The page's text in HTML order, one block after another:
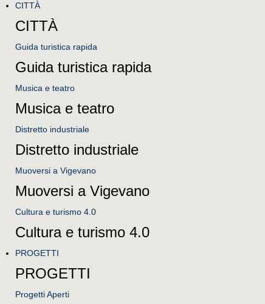
CITTÀ
CITTÀ
Guida turistica rapida
Guida turistica rapida
Musica e teatro
Musica e teatro
Distretto industriale
Distretto industriale
Muoversi a Vigevano
Muoversi a Vigevano
Cultura e turismo 4.0
Cultura e turismo 4.0
PROGETTI
PROGETTI
Progetti Aperti